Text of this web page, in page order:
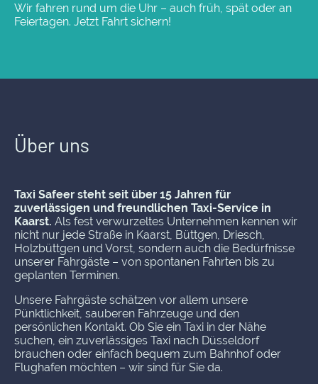
Wir fahren rund um die Uhr – auch früh, spät oder an
Feiertagen. Jetzt Fahrt sichern!
Über uns
Taxi Safeer steht seit über 15 Jahren für
zuverlässigen und freundlichen Taxi-Service in
Kaarst. Als fest verwurzeltes Unternehmen kennen wir
nicht nur jede Straße in Kaarst, Büttgen, Driesch,
Holzbüttgen und Vorst, sondern auch die Bedürfnisse
unserer Fahrgäste – von spontanen Fahrten bis zu
geplanten Terminen.
Unsere Fahrgäste schätzen vor allem unsere
Pünktlichkeit, sauberen Fahrzeuge und den
persönlichen Kontakt. Ob Sie ein Taxi in der Nähe
suchen, ein zuverlässiges Taxi nach Düsseldorf
brauchen oder einfach bequem zum Bahnhof oder
Flughafen möchten – wir sind für Sie da.